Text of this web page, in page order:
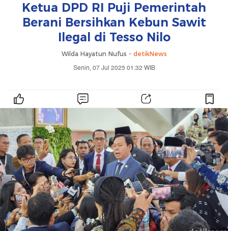
Ketua DPD RI Puji Pemerintah
Berani Bersihkan Kebun Sawit
Ilegal di Tesso Nilo
Wilda Hayatun Nufus - detikNews
Senin, 07 Jul 2025 01:32 WIB